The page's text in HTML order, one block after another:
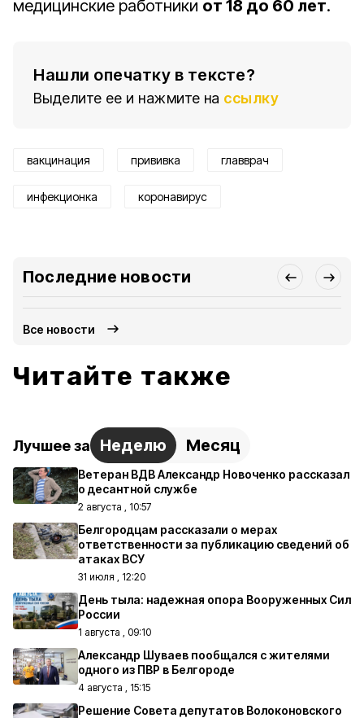
медицинские работники от 18 до 60 лет.
Нашли опечатку в тексте?
Выделите ее и нажмите на ссылку
вакцинация прививка главврач
инфекционка коронавирус
Последние новости
Все новости
Читайте также
Лучшее за Неделю Месяц
Ветеран ВДВ Александр Новоченко рассказал
о десантной службе
2 августа , 10:57
Белгородцам рассказали о мерах
ответственности за публикацию сведений об
атаках ВСУ
31 июля , 12:20
День тыла: надежная опора Вооруженных Сил
России
1 августа , 09:10
Александр Шуваев пообщался с жителями
одного из ПВР в Белгороде
4 августа , 15:15
Решение Совета депутатов Волоконовского